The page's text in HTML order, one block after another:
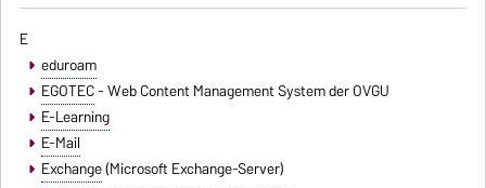
E
eduroam
EGOTEC- Web Content Management System der OVGU
E-Learning
E-Mail
Exchange(Microsoft Exchange-Server)